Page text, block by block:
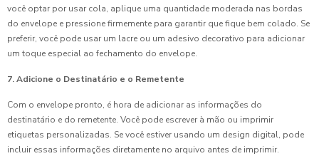
você optar por usar cola, aplique uma quantidade moderada nas bordas
do envelope e pressione firmemente para garantir que fique bem colado. Se
preferir, você pode usar um lacre ou um adesivo decorativo para adicionar
um toque especial ao fechamento do envelope.
7. Adicione o Destinatário e o Remetente
Com o envelope pronto, é hora de adicionar as informações do
destinatário e do remetente. Você pode escrever à mão ou imprimir
etiquetas personalizadas. Se você estiver usando um design digital, pode
incluir essas informações diretamente no arquivo antes de imprimir.